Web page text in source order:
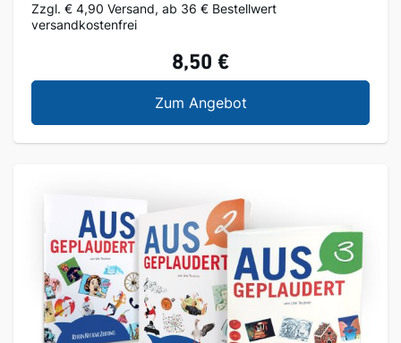
Zzgl. € 4,90 Versand, ab 36 € Bestellwert
versandkostenfrei
8,50 €
Zum AngebotAusgeplaudert 3